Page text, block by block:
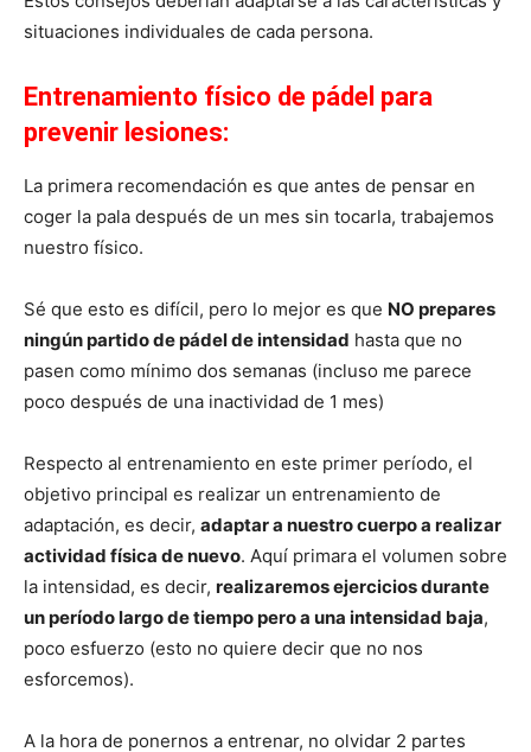
situaciones individuales de cada persona.
Entrenamiento físico de pádel para
prevenir lesiones:
La primera recomendación es que antes de pensar en
coger la pala después de un mes sin tocarla, trabajemos
nuestro físico.
Sé que esto es difícil, pero lo mejor es que NO prepares
ningún partido de pádel de intensidad hasta que no
pasen como mínimo dos semanas (incluso me parece
poco después de una inactividad de 1 mes)
Respecto al entrenamiento en este primer período, el
objetivo principal es realizar un entrenamiento de
adaptación, es decir, adaptar a nuestro cuerpo a realizar
actividad física de nuevo. Aquí primara el volumen sobre
la intensidad, es decir, realizaremos ejercicios durante
un período largo de tiempo pero a una intensidad baja,
poco esfuerzo (esto no quiere decir que no nos
esforcemos).
A la hora de ponernos a entrenar, no olvidar 2 partes